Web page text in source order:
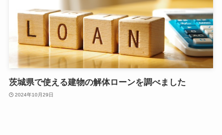
茨城県で使える建物の解体ローンを調べました
2024年10月29日